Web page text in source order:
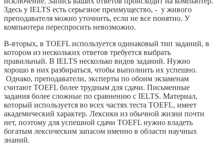
Здесь у IELTS есть серьезное преимущество, - у живого
преподавателя можно уточнить, если не все понятно. У
компьютера переспросить невозможно.
В-вторых, в TOEFL используется одинаковый тип заданий, в
котором из нескольких ответов требуется выбрать
правильный. В IELTS несколько видов заданий. Нужно
хорошо в них разбираться, чтобы выполнить их успешно.
Однако, преподаватели, эксперты по обоим экзаменам
считают TOEFL более трудным для сдачи. Письменные
задания более сложные по сравнению с IELTS. Материал,
который используется во всех частях теста TOEFL, имеет
академический характер. Лексики из обычной жизни почти
нет, поэтому для успешной сдачи TOEFL нужно владеть
богатым лексическим запасом именно в области научных
знаний.